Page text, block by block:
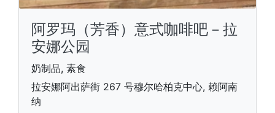
阿罗玛（芳香）意式咖啡吧－拉
安娜公园
奶制品, 素食
拉安娜阿出萨街 267 号穆尔哈柏克中心, 赖阿南
纳